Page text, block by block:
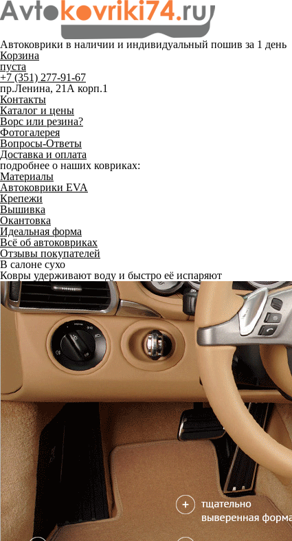
Автоковрики в наличии и индивидуальный пошив за 1 день
Корзина
пуста
+7 (351) 277-91-67
пр.Ленина, 21А корп.1
Контакты
Каталог и цены
Ворс или резина?
Фотогалерея
Вопросы-Ответы
Доставка и оплата
подробнее о наших ковриках:
Материалы
Автоковрики EVA
Крепежи
Вышивка
Окантовка
Идеальная форма
Всё об автоковриках
Отзывы покупателей
В салоне сухо
Ковры удерживают воду и быстро её испаряют